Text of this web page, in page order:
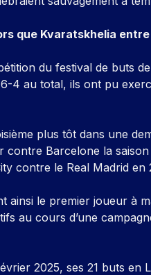
que Kvaratskhelia
du festival de buts
4 au total, ils ont pu
plus tôt dans une
contre Barcelone la
contre le Real Madrid en
ainsi le premier joueur à
au cours d’une
2025, ses 21 buts en